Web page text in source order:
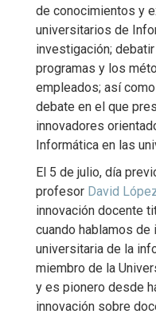
de conocimientos y
universitarios de
investigación;
programas y los
empleados; así
debate en el que
innovadores
Informática en las
El 5 de julio, día
profesor David
innovación docente
cuando hablamos
universitaria de la
miembro de la
y es pionero desde
innovación sobre